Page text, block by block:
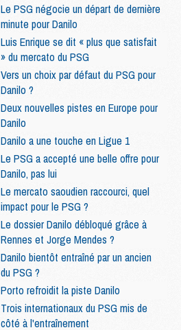
Le PSG négocie un départ de dernière
minute pour Danilo
Luis Enrique se dit « plus que satisfait
» du mercato du PSG
Vers un choix par défaut du PSG pour
Danilo ?
Deux nouvelles pistes en Europe pour
Danilo
Danilo a une touche en Ligue 1
Le PSG a accepté une belle offre pour
Danilo, pas lui
Le mercato saoudien raccourci, quel
impact pour le PSG ?
Le dossier Danilo débloqué grâce à
Rennes et Jorge Mendes ?
Danilo bientôt entraîné par un ancien
du PSG ?
Porto refroidit la piste Danilo
Trois internationaux du PSG mis de
côté à l'entraînement